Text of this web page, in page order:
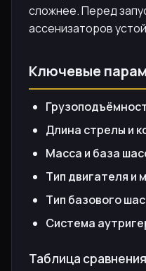
сложнее. Перед
ассенизаторов
Ключевые
Длина стрелы и
Масса и база
Тип двигателя и
Тип базового
Система
Таблица